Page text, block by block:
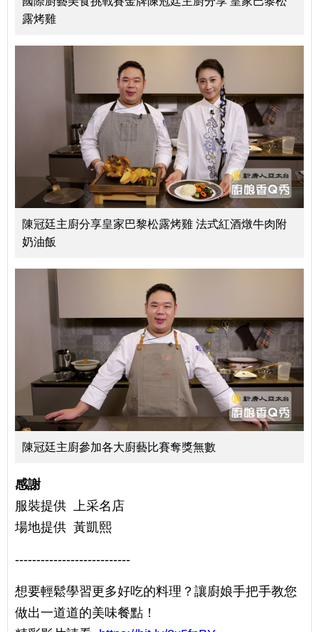
露烤雞
陳冠廷主廚分享皇家巴黎松露烤雞 法式紅酒燉牛肉附
奶油飯
陳冠廷主廚參加各大廚藝比賽奪獎無數
感謝
服裝提供 上采名店
場地提供 黃凱熙
---------------------------
想要輕鬆學習更多好吃的料理？讓廚娘手把手教您
做出一道道的美味餐點！